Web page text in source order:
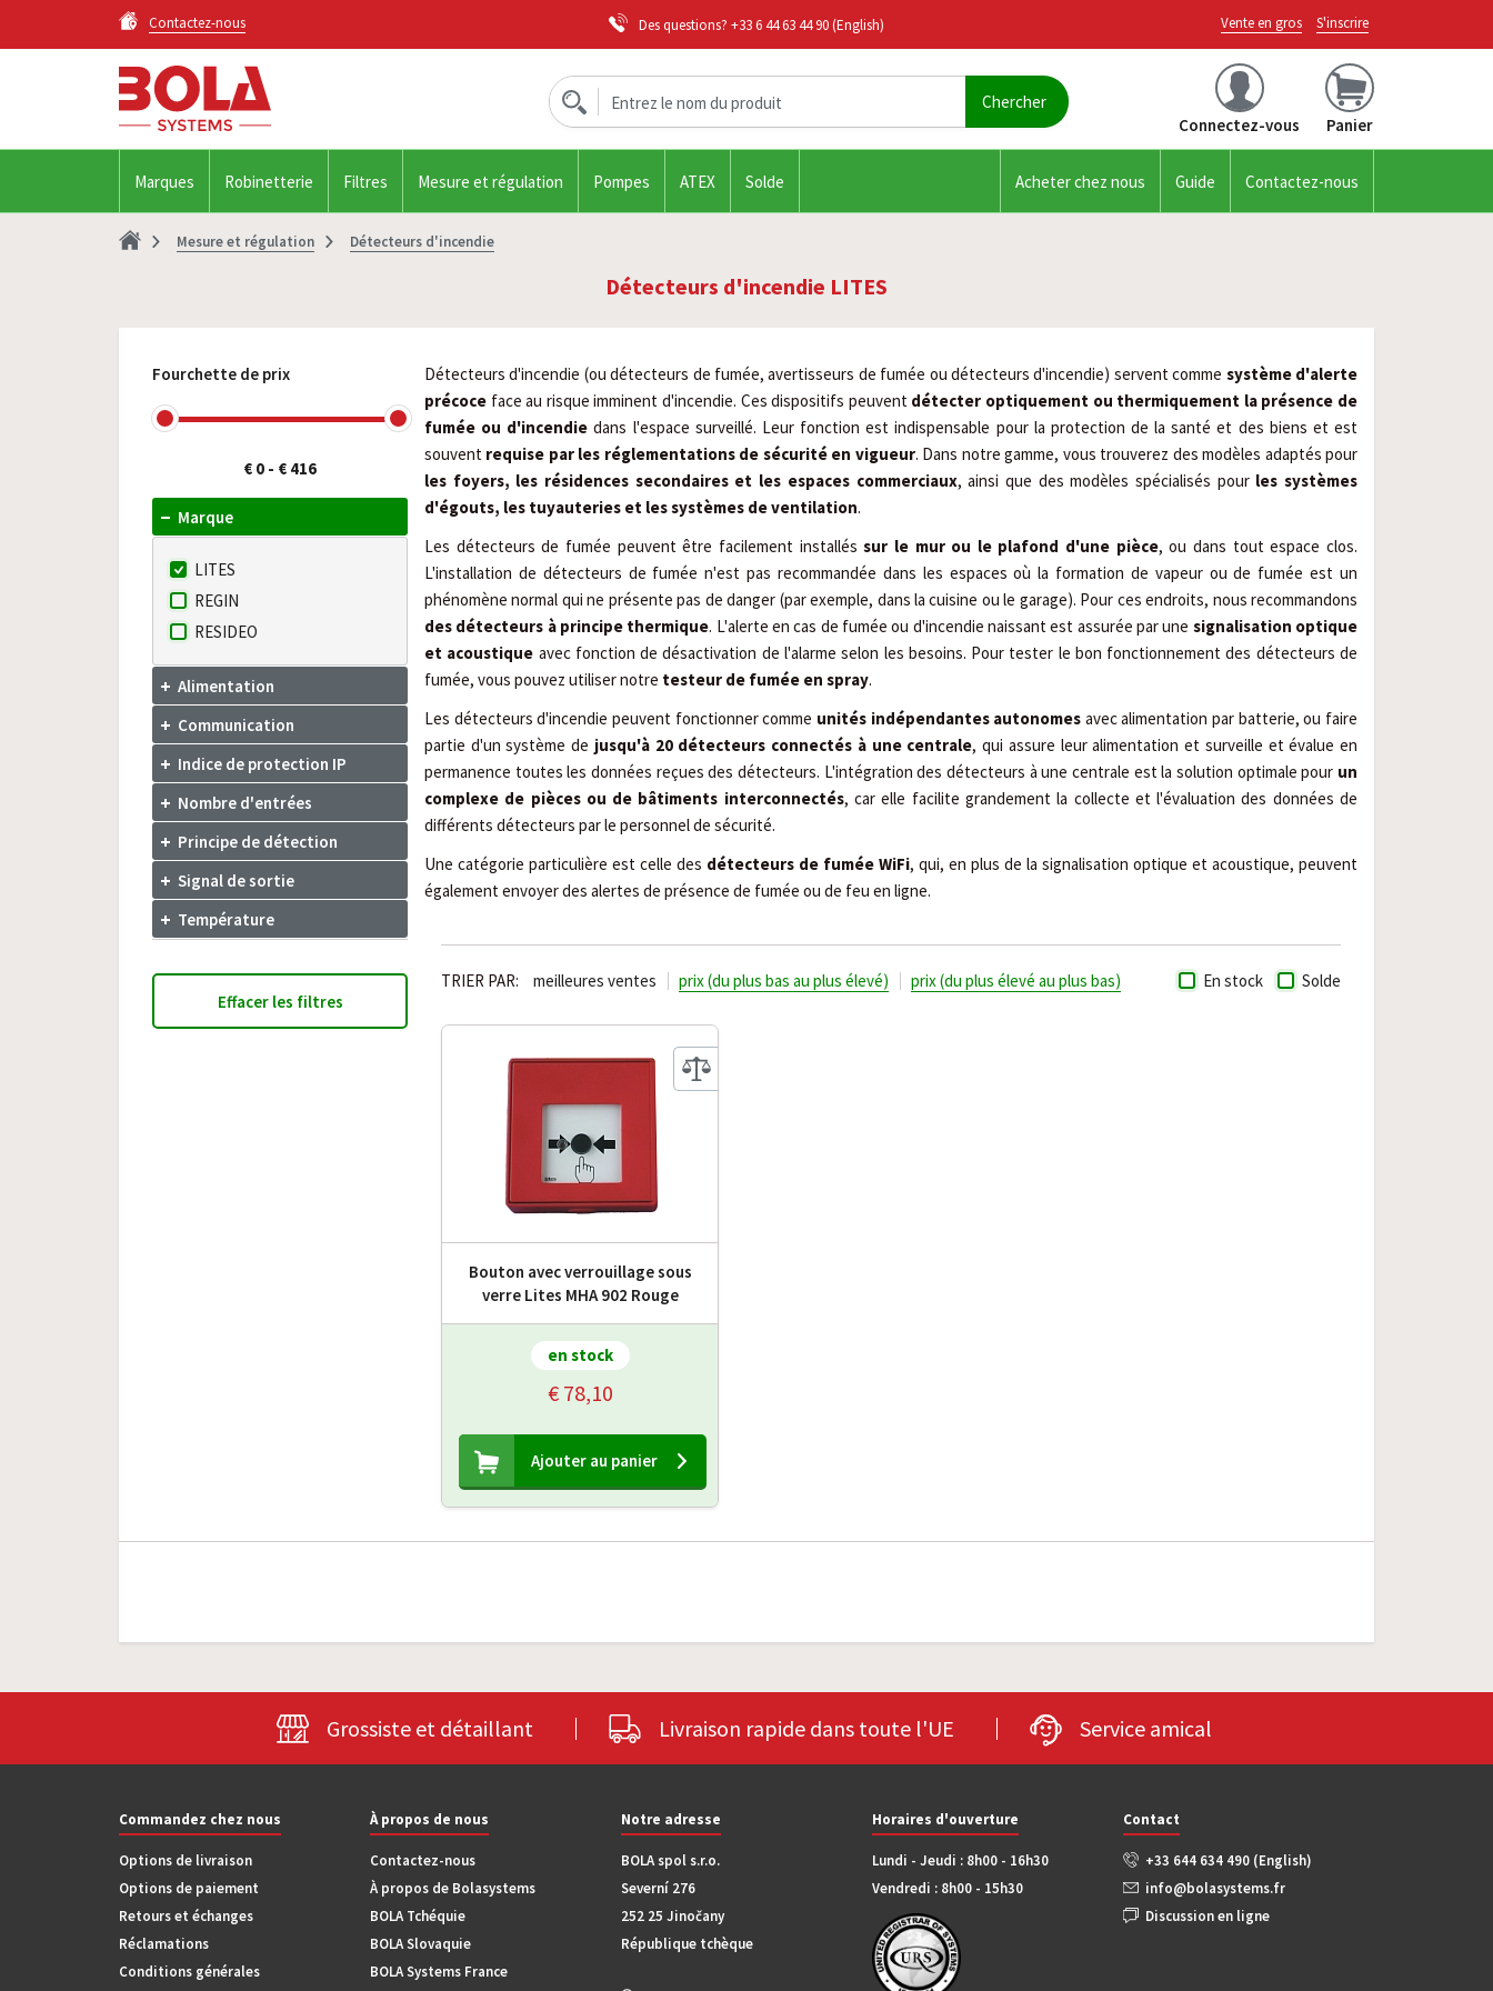
Contactez-nous Des questions? +33 6 44 63 44 90(English) Vente en gros S'inscrire
Connectez-vous Panier
Marques Robinetterie Filtres Mesure et régulation Pompes ATEX Solde Acheter chez nous Guide Contactez-nous
Mesure et régulation Détecteurs d'incendie
Détecteurs d'incendie LITES
Fourchette de prix
€ 0 - € 416
Marque
LITES
REGIN
RESIDEO
Alimentation
Communication
Indice de protection IP
Nombre d'entrées
Principe de détection
Signal de sortie
Température
Effacer les filtres
Détecteurs d'incendie (ou détecteurs de fumée, avertisseurs de fumée ou détecteurs d'incendie) servent comme système d'alerte
précoce face au risque imminent d'incendie. Ces dispositifs peuvent détecter optiquement ou thermiquement la présence de
fumée ou d'incendie dans l'espace surveillé. Leur fonction est indispensable pour la protection de la santé et des biens et est
souvent requise par les réglementations de sécurité en vigueur. Dans notre gamme, vous trouverez des modèles adaptés pour
les foyers, les résidences secondaires et les espaces commerciaux, ainsi que des modèles spécialisés pour les systèmes
d'égouts, les tuyauteries et les systèmes de ventilation.
Les détecteurs de fumée peuvent être facilement installéssur le mur ou le plafond d'une pièce, ou dans tout espace clos.
L'installation de détecteurs de fumée n'est pas recommandée dans les espaces où la formation de vapeur ou de fumée est un
phénomène normal qui ne présente pas de danger (par exemple, dans la cuisine ou le garage). Pour ces endroits, nous recommandons
des détecteurs à principe thermique. L'alerte en cas de fumée ou d'incendie naissant est assurée par une signalisation optique
et acoustique avec fonction de désactivation de l'alarme selon les besoins. Pour tester le bon fonctionnement des détecteurs de
fumée, vous pouvez utiliser notre testeur de fumée en spray.
Les détecteurs d'incendie peuvent fonctionner comme unités indépendantes autonomes avec alimentation par batterie, ou faire
partie d'un système de jusqu'à 20 détecteurs connectés à une centrale, qui assure leur alimentation et surveille et évalue en
permanence toutes les données reçues des détecteurs. L'intégration des détecteurs à une centrale est la solution optimale pour un
complexe de pièces ou de bâtiments interconnectés, car elle facilite grandement la collecte et l'évaluation des données de
différents détecteurs par le personnel de sécurité.
Une catégorie particulière est celle des détecteurs de fumée WiFi, qui, en plus de la signalisation optique et acoustique, peuvent
également envoyer des alertes de présence de fumée ou de feu en ligne.
En stock Solde
TRIER PAR: meilleures ventes prix (du plus bas au plus élevé) prix (du plus élevé au plus bas)
Bouton avec verrouillage sous
verre Lites MHA 902 Rouge
en stock
€ 78,10
Ajouter au panier
Grossiste et détaillant Livraison rapide dans toute l'UE Service amical
Commandez chez nous
Options de livraison
Options de paiement
Retours et échanges
Réclamations
Conditions générales
À propos de nous
Contactez-nous
À propos de Bolasystems
BOLA Tchéquie
BOLA Slovaquie
BOLA Systems France
Notre adresse
BOLA spol s.r.o.
Severní 276
252 25 Jinočany
République tchèque
Horaires d'ouverture
Lundi - Jeudi : 8h00 - 16h30
Vendredi : 8h00 - 15h30
Contact
+33 644 634 490 (English)
info@bolasystems.fr
Discussion en ligne